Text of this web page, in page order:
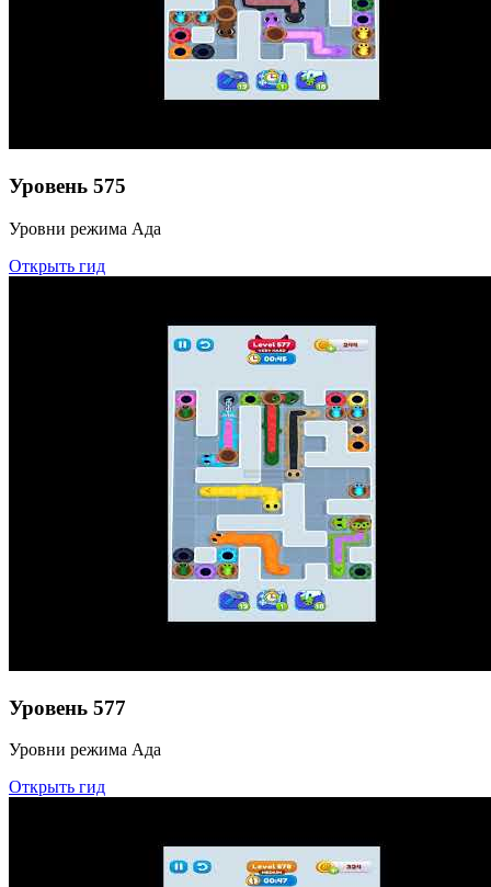
Уровень 575
Уровни режима Ада
Открыть гид
Уровень 577
Уровни режима Ада
Открыть гид